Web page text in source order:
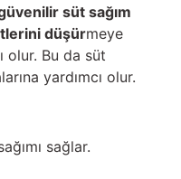
süt sağım
düşürmeye
olur. Bu da süt
yardımcı olur.
sağlar.